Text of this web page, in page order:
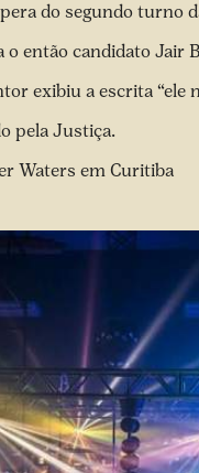
do segundo turno
então candidato Jair
exibiu a escrita “ele
pela Justiça.
Waters em Curitiba